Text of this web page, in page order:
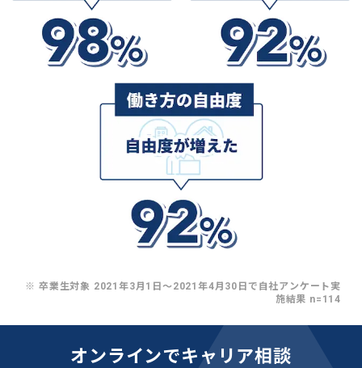
※ 卒業生対象 2021年3月1日〜2021年4月30日で自社アンケート実
施結果 n=114
オンラインでキャリア相談